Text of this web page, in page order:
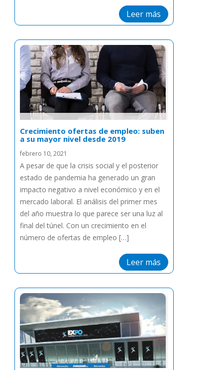
Leer más
Crecimiento ofertas de empleo: suben
a su mayor nivel desde 2019
febrero 10, 2021
A pesar de que la crisis social y el posterior
estado de pandemia ha generado un gran
impacto negativo a nivel económico y en el
mercado laboral. El análisis del primer mes
del año muestra lo que parece ser una luz al
final del túnel. Con un crecimiento en el
número de ofertas de empleo […]
Leer más